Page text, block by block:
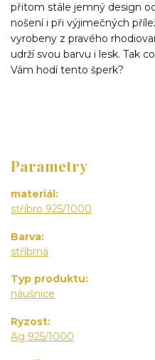
přitom stále jemný design
nošení i při výjimečných
vyrobeny z pravého
udrží svou barvu i lesk. Tak
Vám hodí tento šperk?
Parametry
materiál
stříbro 925/1000
Barva
stříbrná
Typ produktu
náušnice
Ryzost
Ag 925/1000